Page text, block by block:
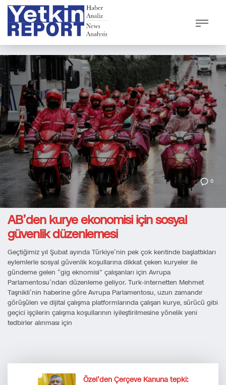
0
AB’den kurye ekonomisi için sosyal
güvenlik düzenlemesi
Geçtiğimiz yıl Şubat ayında Türkiye’nin pek çok kentinde başlattıkları
eylemlerle sosyal güvenlik koşullarına dikkat çeken kuryeler ile
gündeme gelen “gig eknomisi” çalışanları için Avrupa
Parlamentosu’ndan düzenleme geliyor. Turk-internetten Mehmet
Taşnikli’nin haberine göre Avrupa Parlamentosu, uzun zamandır
görüşülen ve dijital çalışma platformlarında çalışan kurye, sürücü gibi
geçici işçilerin çalışma koşullarının iyileştirilmesine yönelik yeni
tedbirler alınması için
Özel’den Çerçeve Kanuna tepki: